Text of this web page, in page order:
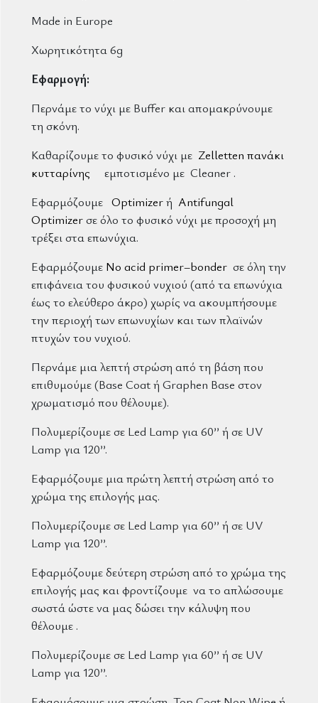
Made in Europe
Χωρητικότητα 6g
Εφαρμογή:
Περνάμε το νύχι με Buffer και απομακρύνουμε
τη σκόνη.
Καθαρίζουμε το φυσικό νύχι με Zelletten πανάκι
κυτταρίνης εμποτισμένο με Cleaner .
Εφαρμόζουμε Optimizerή Antifungal
Optimizerσε όλο το φυσικό νύχι με προσοχή μη
τρέξει στα επωνύχια.
Εφαρμόζουμε No acid primer–bonder σε όλη την
επιφάνεια του φυσικού νυχιού (από τα επωνύχια
έως το ελεύθερο άκρο) χωρίς να ακουμπήσουμε
την περιοχή των επωνυχίων και των πλαϊνών
πτυχών του νυχιού.
Περνάμε μια λεπτή στρώση από τη βάση που
επιθυμούμε (Base Coat ή Graphen Base στον
χρωματισμό που θέλουμε).
Πολυμερίζουμε σε Led Lamp για 60’’ ή σε UV
Lamp για 120’’.
Εφαρμόζουμε μια πρώτη λεπτή στρώση από το
χρώμα της επιλογής μας.
Πολυμερίζουμε σε Led Lamp για 60’’ ή σε UV
Lamp για 120’’.
Εφαρμόζουμε δεύτερη στρώση από το χρώμα της
επιλογής μας και φροντίζουμε να το απλώσουμε
σωστά ώστε να μας δώσει την κάλυψη που
θέλουμε .
Πολυμερίζουμε σε Led Lamp για 60’’ ή σε UV
Lamp για 120’’.